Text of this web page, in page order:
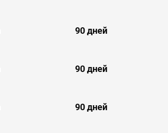
90 дней
90 дней
90 дней